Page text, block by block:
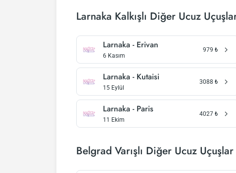
Larnaka Kalkışlı Diğer Ucuz
Larnaka - Erivan
6 Kasım
979 ₺
Larnaka - Kutaisi
15 Eylül
3088 ₺
Larnaka - Paris
11 Ekim
4027 ₺
Belgrad Varışlı Diğer Ucuz Uçuşlar